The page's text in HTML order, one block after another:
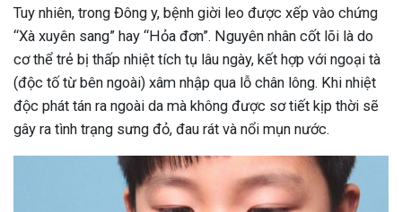
Tuy nhiên, trong Đông y, bệnh giời leo được xếp vào chứng
“Xà xuyên sang” hay “Hỏa đơn”. Nguyên nhân cốt lõi là do
cơ thể trẻ bị thấp nhiệt tích tụ lâu ngày, kết hợp với ngoại tà
(độc tố từ bên ngoài) xâm nhập qua lỗ chân lông. Khi nhiệt
độc phát tán ra ngoài da mà không được sơ tiết kịp thời sẽ
gây ra tình trạng sưng đỏ, đau rát và nổi mụn nước.